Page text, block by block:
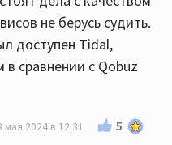
не берусь судить.
доступен Tidal,
в сравнении с Qobuz
мая 2024 в 12:31 5